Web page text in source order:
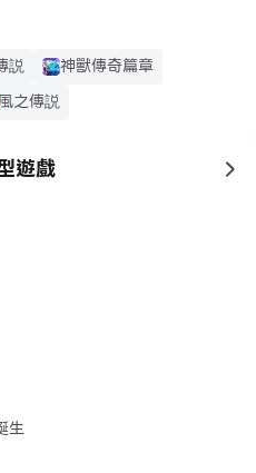
説
神獸傳奇篇章
之傳説
遊戲 to
生